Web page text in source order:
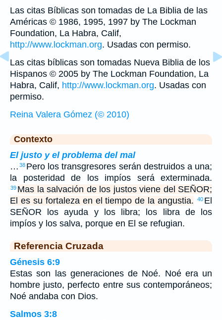
Las citas Bíblicas son tomadas de La Biblia de las
Américas © 1986, 1995, 1997 by The Lockman
Foundation, La Habra, Calif,
http://www.lockman.org. Usadas con permiso.
Las citas bíblicas son tomadas Nueva Biblia de los
Hispanos © 2005 by The Lockman Foundation, La
Habra, Calif, http://www.lockman.org. Usadas con
permiso.
Reina Valera Gómez (© 2010)
Contexto
El justo y el problema del mal
… 38 Pero los transgresores serán destruidos a una;
la posteridad de los impíos será exterminada.
39 Mas la salvación de los justos viene del SEÑOR;
El es su fortaleza en el tiempo de la angustia.
40 El
SEÑOR los ayuda y los libra; los libra de los
impíos y los salva, porque en El se refugian.
Referencia Cruzada
Génesis 6:9
Estas son las generaciones de Noé. Noé era un
hombre justo, perfecto entre sus contemporáneos;
Noé andaba con Dios.
Salmos 3:8